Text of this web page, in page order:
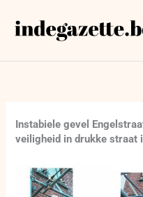
naar
Instabiele gevel
veiligheid in drukke straat